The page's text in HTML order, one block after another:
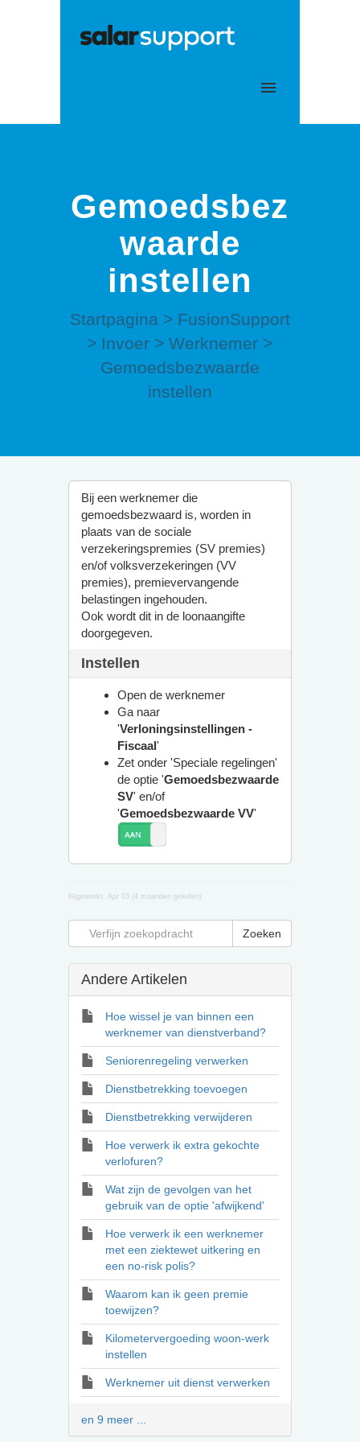
Gemoedsbez
waarde
instellen
Startpagina > FusionSupport
> Invoer > Werknemer >
Gemoedsbezwaarde
instellen
Bij een werknemer die
gemoedsbezwaard is, worden in
plaats van de sociale
verzekeringspremies (SV premies)
en/of volksverzekeringen (VV
premies), premievervangende
belastingen ingehouden.
Ook wordt dit in de loonaangifte
doorgegeven.
Instellen
Open de werknemer
Ga naar
'Verloningsinstellingen -
Fiscaal'
Zet onder 'Speciale regelingen'
de optie 'Gemoedsbezwaarde
SV' en/of
'Gemoedsbezwaarde VV'
Bijgewerkt: Apr 03 (4 maanden geleden)
Andere Artikelen
Hoe wissel je van binnen een
werknemer van dienstverband?
Seniorenregeling verwerken
Dienstbetrekking toevoegen
Dienstbetrekking verwijderen
Hoe verwerk ik extra gekochte
verlofuren?
Wat zijn de gevolgen van het
gebruik van de optie 'afwijkend'
Hoe verwerk ik een werknemer
met een ziektewet uitkering en
een no-risk polis?
Waarom kan ik geen premie
toewijzen?
Kilometervergoeding woon-werk
instellen
Werknemer uit dienst verwerken
en 9 meer ...